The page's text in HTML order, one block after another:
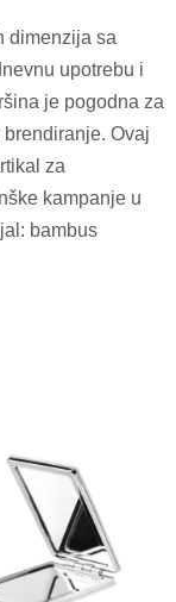
dimenzija sa
upotrebu i
je pogodna za
brendiranje. Ovaj
za
kampanje u
bambus